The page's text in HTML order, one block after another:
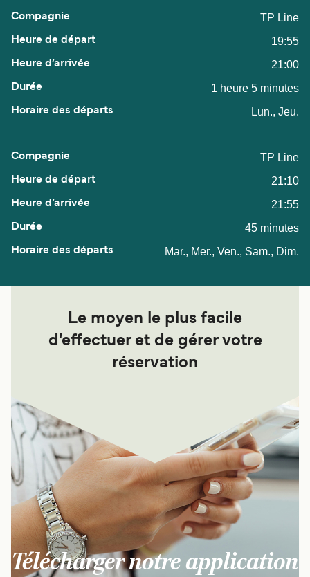
TP Line
19:55
21:00
1 heure 5 minutes
Lun., Jeu.
TP Line
21:10
21:55
45 minutes
Mar., Mer., Ven., Sam., Dim.
Le moyen le plus facile
d'effectuer et de gérer votre
réservation
Télécharger notre application